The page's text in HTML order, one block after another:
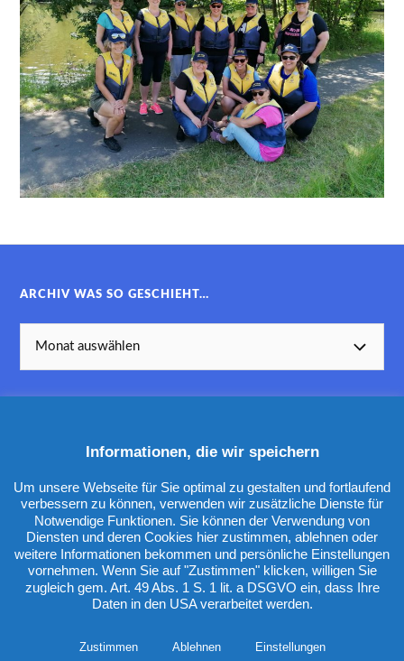
ARCHIV WAS SO GESCHIEHT…
KATEGORIEN
Informationen, die wir speichern
Um unsere Webseite für Sie optimal zu gestalten und fortlaufend
verbessern zu können, verwenden wir zusätzliche Dienste für
Notwendige Funktionen. Sie können der Verwendung von
Diensten und deren Cookies hier zustimmen, ablehnen oder
weitere Informationen bekommen und persönliche Einstellungen
vornehmen. Wenn Sie auf "Zustimmen" klicken, willigen Sie
zugleich gem. Art. 49 Abs. 1 S. 1 lit. a DSGVO ein, dass Ihre
Daten in den USA verarbeitet werden.
Zustimmen Ablehnen Einstellungen